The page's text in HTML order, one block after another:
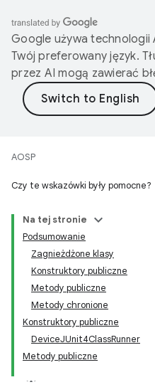
Google używa technologii
Twój preferowany język.
przez AI mogą zawierać
AOSP
Czy te wskazówki były pomocne?
Na tej stronie
Podsumowanie
Zagnieżdżone klasy
Konstruktory publiczne
Metody publiczne
Metody chronione
Konstruktory publiczne
DeviceJUnit4ClassRunner
Metody publiczne